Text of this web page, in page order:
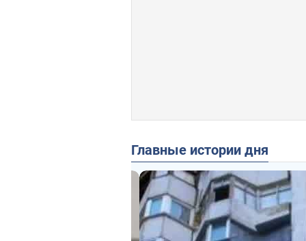
Главные истории дня